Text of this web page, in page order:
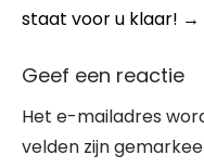
staat voor u klaar! →
Geef een reactie
Het e-mailadres
velden zijn